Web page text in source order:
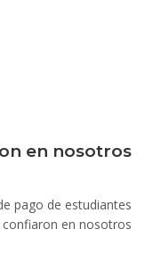
en nosotros
pago de estudiantes
confiaron en nosotros